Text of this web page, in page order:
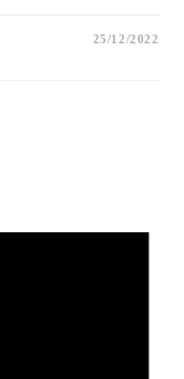
25/12/2022